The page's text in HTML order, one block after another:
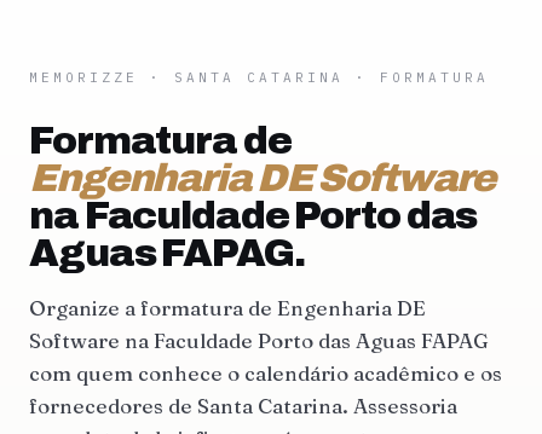
MEMORIZZE · SANTA CATARINA · FORMATURA
Formatura de
Engenharia DE Software
na Faculdade Porto das
Aguas FAPAG.
Organize a formatura de Engenharia DE
Software na Faculdade Porto das Aguas FAPAG
com quem conhece o calendário acadêmico e os
fornecedores de Santa Catarina. Assessoria